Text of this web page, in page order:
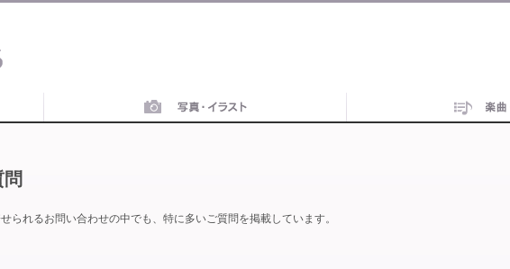
られるお問い合わせの中でも、特に多いご質問を掲載しています。